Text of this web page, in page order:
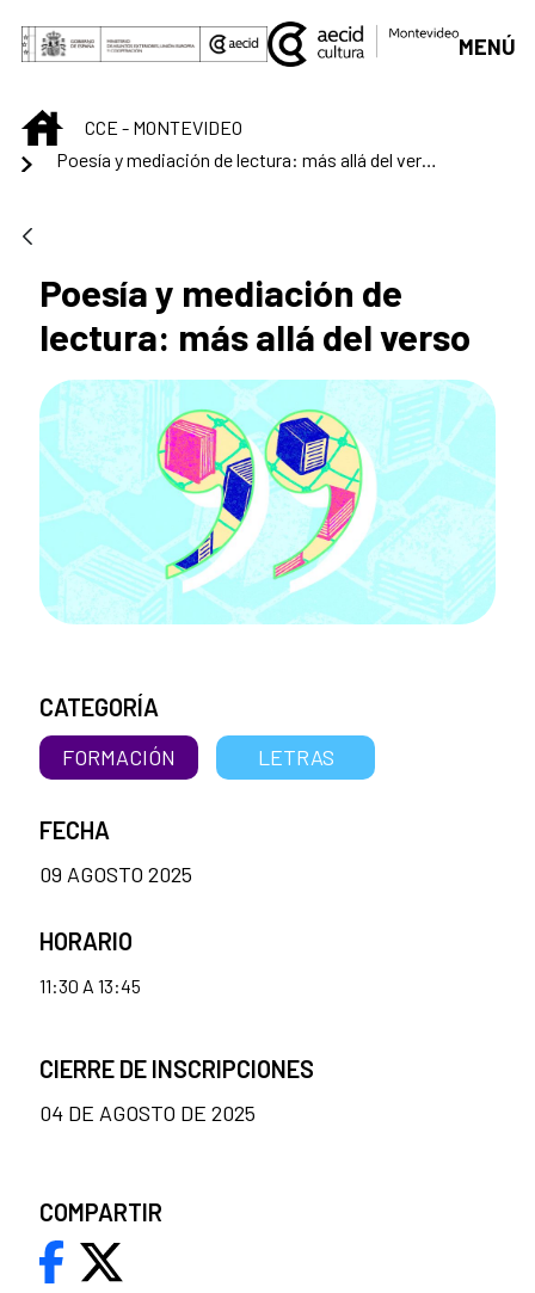
Saltar al contenido principal
MENÚ
INICIOCCE - MONTEVIDEO
Poesía y mediación de lectura: más allá del verso
Poesía y mediación de
lectura: más allá del verso
CATEGORÍA
FORMACIÓN LETRAS
FECHA
09 AGOSTO 2025
HORARIO
11:30 A 13:45
CIERRE DE INSCRIPCIONES
04 DE AGOSTO DE 2025
COMPARTIR